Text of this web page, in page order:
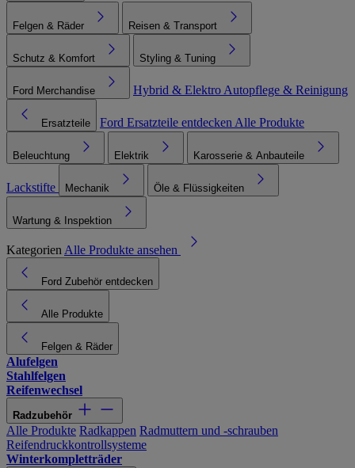
Felgen & Räder Reisen & Transport
Schutz & Komfort Styling & Tuning
Ford Merchandise Hybrid & Elektro Autopflege & Reinigung
Ersatzteile Ford Ersatzteile entdecken Alle Produkte
Beleuchtung Elektrik Karosserie & Anbauteile
Lackstifte Mechanik Öle & Flüssigkeiten
Wartung & Inspektion
Kategorien Alle Produkte ansehen
Ford Zubehör entdecken
Alle Produkte
Felgen & Räder
Alufelgen
Stahlfelgen
Reifenwechsel
Radzubehör
Alle Produkte Radkappen Radmuttern und -schrauben
Reifendruckkontrollsysteme
Winterkompletträder